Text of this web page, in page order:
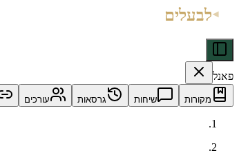
לבעלים
פאנל
מקורות שיחות גרסאות עורכים